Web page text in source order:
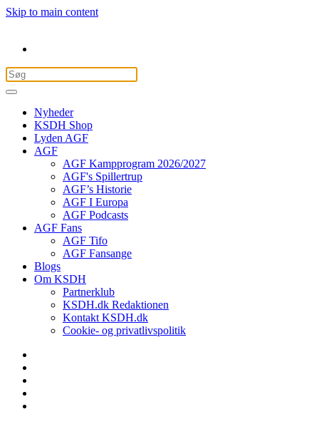
Skip to main content
Nyheder
KSDH Shop
Lyden AGF
AGF
AGF Kampprogram 2026/2027
AGF's Spillertrup
AGF’s Historie
AGF I Europa
AGF Podcasts
AGF Fans
AGF Tifo
AGF Fansange
Blogs
Om KSDH
Partnerklub
KSDH.dk Redaktionen
Kontakt KSDH.dk
Cookie- og privatlivspolitik